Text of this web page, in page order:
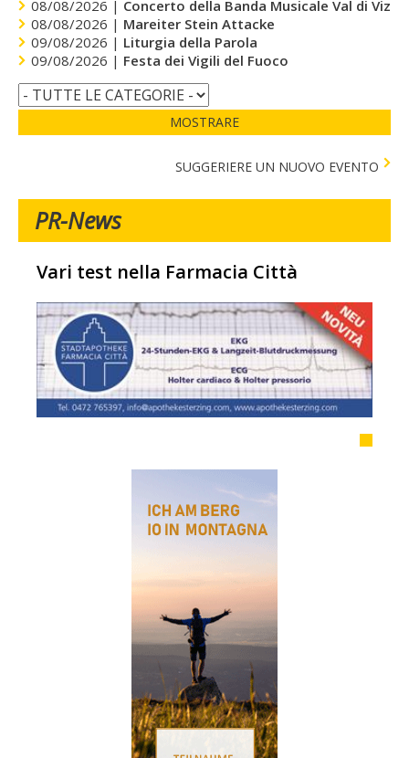
08/08/2026 | Concerto della Banda Musicale Val di Vizze
08/08/2026 | Mareiter Stein Attacke
09/08/2026 | Liturgia della Parola
09/08/2026 | Festa dei Vigili del Fuoco
MOSTRARE
SUGGERIERE UN NUOVO EVENTO
PR-News
Vari test nella Farmacia Città